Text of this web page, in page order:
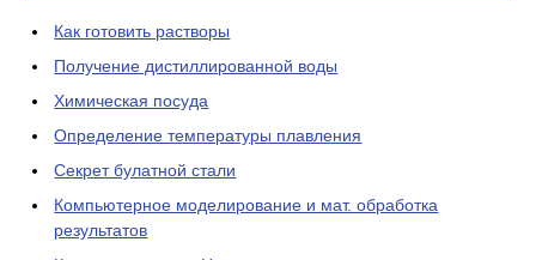
Как готовить растворы
Получение дистиллированной воды
Химическая посуда
Определение температуры плавления
Секрет булатной стали
Компьютерное моделирование и мат. обработка
результатов